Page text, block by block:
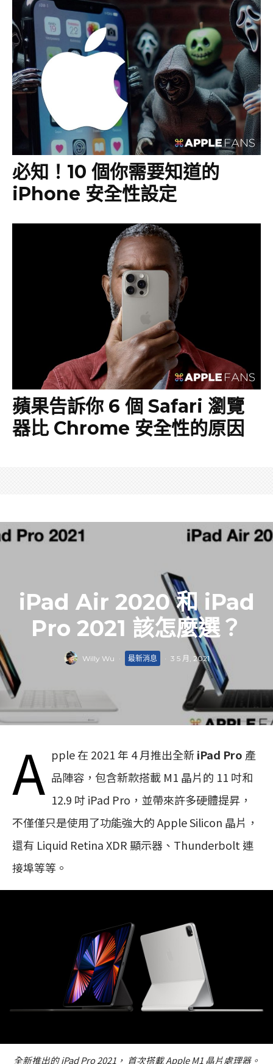
必知！10 個你需要知道的
iPhone 安全性設定
蘋果告訴你 6 個 Safari 瀏覽
器比 Chrome 安全性的原因
iPad Air 2020 和 iPad
Pro 2021 該怎麼選？
Willy Wu · 最新消息 · 3 5 月, 2021
A pple 在 2021 年 4 月推出全新iPad Pro 產
品陣容，包含新款搭載 M1 晶片的 11 吋和
12.9 吋 iPad Pro，並帶來許多硬體提昇，
不僅僅只是使用了功能強大的 Apple Silicon 晶片，
還有 Liquid Retina XDR 顯示器、Thunderbolt 連
接埠等等。
全新推出的 iPad Pro 2021， 首次搭載 Apple M1 晶片處理器。